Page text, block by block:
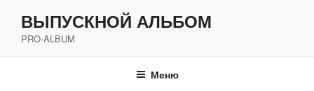
содержимому
ВЫПУСКНОЙ АЛЬБОМ
PRO-ALBUM
Меню